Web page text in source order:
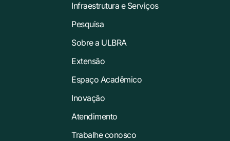
Infraestrutura e Serviços
Pesquisa
Sobre a ULBRA
Extensão
Espaço Acadêmico
Inovação
Atendimento
Trabalhe conosco